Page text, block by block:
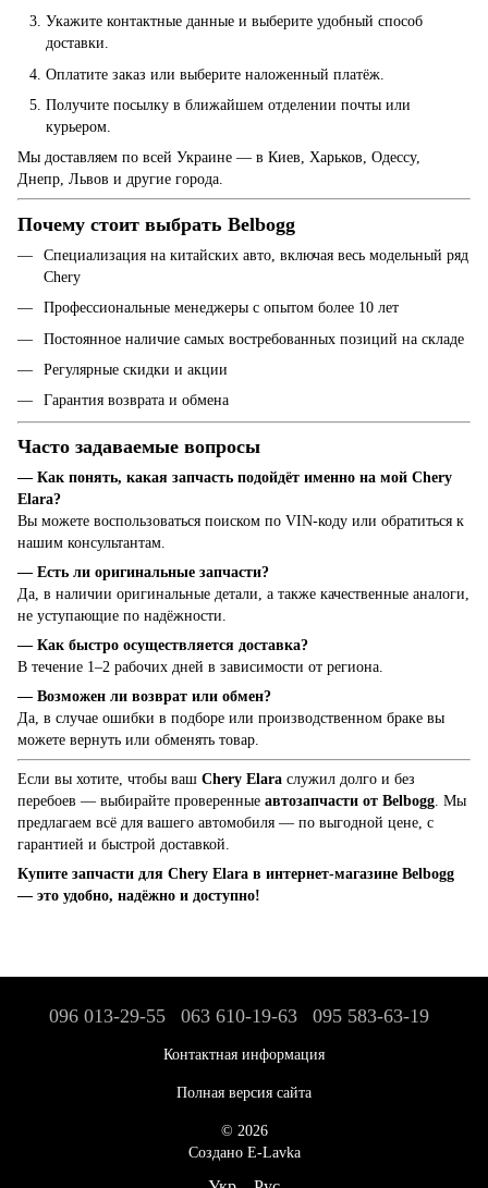
Укажите контактные данные и выберите удобный способ
доставки.
Оплатите заказ или выберите наложенный платёж.
Получите посылку в ближайшем отделении почты или
курьером.
Мы доставляем по всей Украине — в Киев, Харьков, Одессу,
Днепр, Львов и другие города.
Почему стоит выбрать Belbogg
Специализация на китайских авто, включая весь модельный ряд
Chery
Профессиональные менеджеры с опытом более 10 лет
Постоянное наличие самых востребованных позиций на складе
Регулярные скидки и акции
Гарантия возврата и обмена
Часто задаваемые вопросы
— Как понять, какая запчасть подойдёт именно на мой Chery
Elara?
Вы можете воспользоваться поиском по VIN-коду или обратиться к
нашим консультантам.
— Есть ли оригинальные запчасти?
Да, в наличии оригинальные детали, а также качественные аналоги,
не уступающие по надёжности.
— Как быстро осуществляется доставка?
В течение 1–2 рабочих дней в зависимости от региона.
— Возможен ли возврат или обмен?
Да, в случае ошибки в подборе или производственном браке вы
можете вернуть или обменять товар.
Если вы хотите, чтобы ваш Chery Elara служил долго и без
перебоев — выбирайте проверенные автозапчасти от Belbogg. Мы
предлагаем всё для вашего автомобиля — по выгодной цене, с
гарантией и быстрой доставкой.
Купите запчасти для Chery Elara в интернет-магазине Belbogg
— это удобно, надёжно и доступно!
096 013-29-55 063 610-19-63 095 583-63-19
Контактная информация
Полная версия сайта
© 2026
Создано E-Lavka